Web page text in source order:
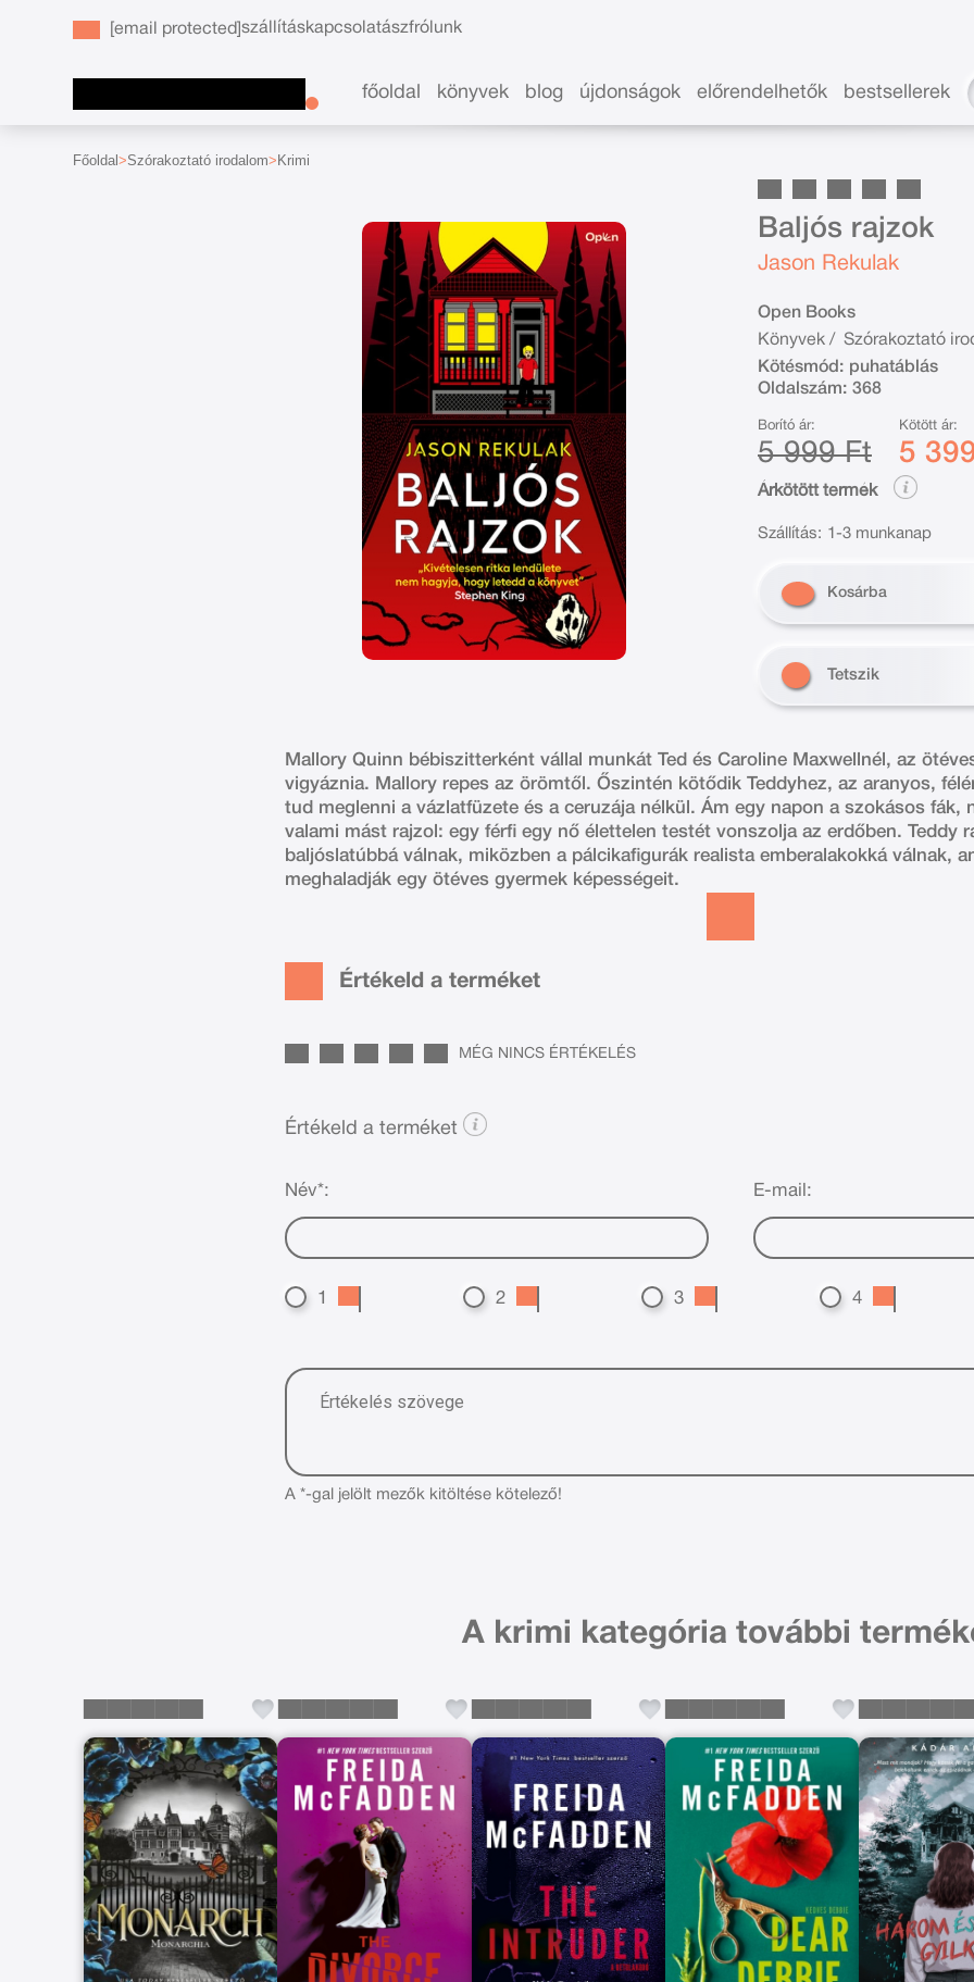
[email protected]szállításkapcsolatászfrólunk
főoldal könyvek blog újdonságok előrendelhetők bestsellerek
Főoldal Szórakoztató irodalom Krimi
Baljós rajzok
Jason Rekulak
Open Books
Könyvek / Szórakoztató
Kötésmód: puhatáblás
Oldalszám: 368
Borító ár:
5 999 Ft
Kötött ár:
5
Árkötött termék
Szállítás: 1-3 munkanap
Kosárba
Tetszik
Mallory Quinn bébiszitterként vállal munkát Ted és Caroline Maxwellnél, az
vigyáznia. Mallory repes az örömtől. Őszintén kötődik Teddyhez, az aranyos,
tud meglenni a vázlatfüzete és a ceruzája nélkül. Ám egy napon a szokásos fák,
valami mást rajzol: egy férfi egy nő élettelen testét vonszolja az erdőben. Teddy
baljóslatúbbá válnak, miközben a pálcikafigurák realista emberalakokká válnak,
meghaladják egy ötéves gyermek képességeit.
Értékeld a terméket
MÉG NINCS ÉRTÉKELÉS
Értékeld a terméket
Név*: E-mail:
1 2 3 4
A *-gal jelölt mezők kitöltése kötelező!
A krimi kategória további